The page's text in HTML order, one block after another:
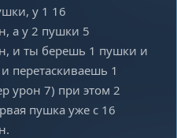
у 1 16
а у 2 пушки 5
и ты берешь 1 пушки и
перетаскиваешь 1
урон 7) при этом 2
пушка уже с 16